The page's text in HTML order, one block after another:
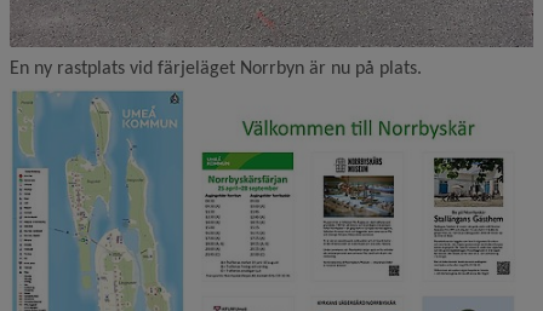
En ny rastplats vid färjeläget Norrbyn är nu på plats.